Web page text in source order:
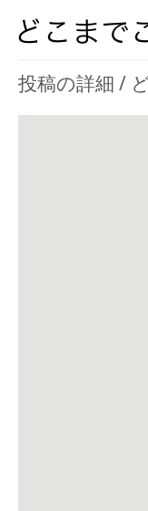
投稿の詳細 /